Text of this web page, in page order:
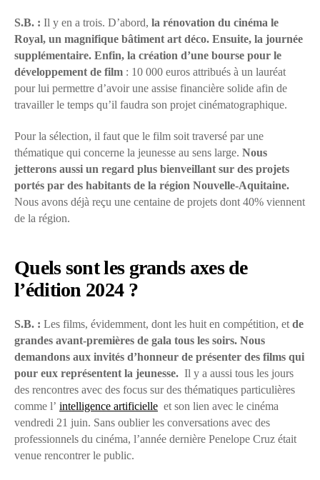
S.B. : Il y en a trois. D’abord, la rénovation du cinéma le
Royal, un magnifique bâtiment art déco. Ensuite, la journée
supplémentaire. Enfin, la création d’une bourse pour le
développement de film : 10 000 euros attribués à un lauréat
pour lui permettre d’avoir une assise financière solide afin de
travailler le temps qu’il faudra son projet cinématographique.
Pour la sélection, il faut que le film soit traversé par une
thématique qui concerne la jeunesse au sens large. Nous
jetterons aussi un regard plus bienveillant sur des projets
portés par des habitants de la région Nouvelle-Aquitaine.
Nous avons déjà reçu une centaine de projets dont 40% viennent
de la région.
Quels sont les grands axes de
l’édition 2024 ?
S.B. : Les films, évidemment, dont les huit en compétition, et de
grandes avant-premières de gala tous les soirs. Nous
demandons aux invités d’honneur de présenter des films qui
pour eux représentent la jeunesse. Il y a aussi tous les jours
des rencontres avec des focus sur des thématiques particulières
comme l’ intelligence artificielle et son lien avec le cinéma
vendredi 21 juin. Sans oublier les conversations avec des
professionnels du cinéma, l’année dernière Penelope Cruz était
venue rencontrer le public.